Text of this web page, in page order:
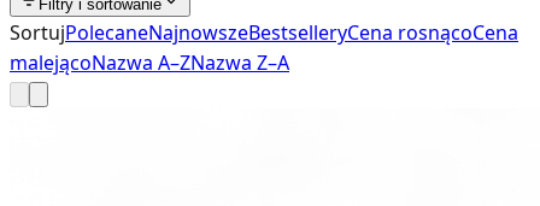
Filtry i sortowanie
SortujPolecaneNajnowszeBestselleryCena rosnącoCena
malejącoNazwa A–ZNazwa Z–A